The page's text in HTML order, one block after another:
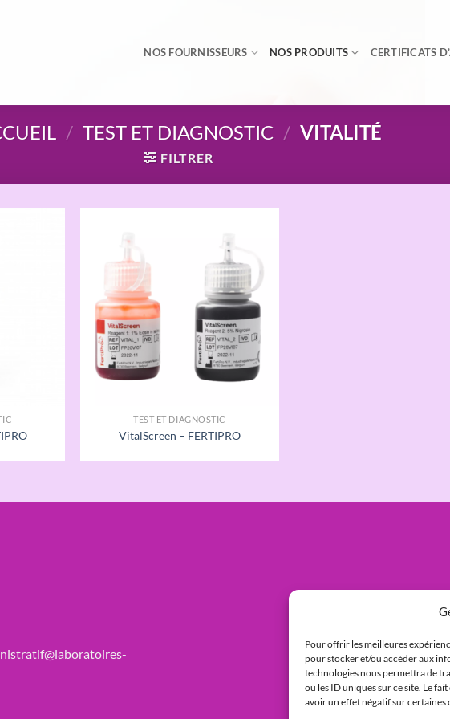
Pour offrir les meilleures
pour stocker et/ou accéder aux
technologies nous permettra de
ou les ID uniques sur ce site. Le
avoir un effet négatif sur
NOS FOURNISSEURS NOS PRODUITS CERTIFICATS
/ TEST ET DIAGNOSTIC / VITALITÉ
FILTRER
TEST ET DIAGNOSTIC
VitalScreen – FERTIPRO